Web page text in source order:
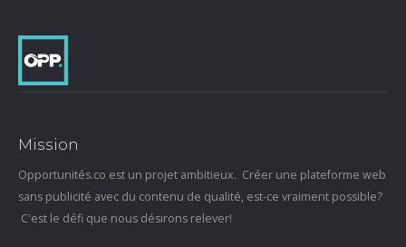
Mission
Opportunités.co est un projet ambitieux. Créer une plateforme web
sans publicité avec du contenu de qualité, est-ce vraiment possible?
C'est le défi que nous désirons relever!